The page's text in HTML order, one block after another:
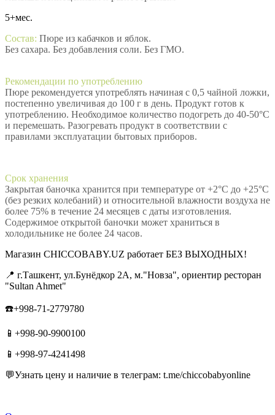
5+мес.
Состав: Пюре из кабачков и яблок.
Без сахара. Без добавления соли. Без ГМО.
Рекомендации по употреблению
Пюре рекомендуется употреблять начиная с 0,5 чайной ложки,
постепенно увеличивая до 100 г в день. Продукт готов к
употреблению. Необходимое количество подогреть до 40-50°С
и перемешать. Разогревать продукт в соответствии с
правилами эксплуатации бытовых приборов.
Срок хранения
Закрытая баночка хранится при температуре от +2°С до +25°С
(без резких колебаний) и относительной влажности воздуха не
более 75% в течение 24 месяцев с даты изготовления.
Содержимое открытой баночки может храниться в
холодильнике не более 24 часов.
Магазин CHICCOBABY.UZ работает БЕЗ ВЫХОДНЫХ!
📍 г.Ташкент, ул.Бунёдкор 2А, м."Новза", ориентир ресторан
"Sultan Ahmet"
☎️+998-71-2779780
📱+998-90-9900100
📱+998-97-4241498
💬Узнать цену и наличие в телеграм: t.me/chiccobabyonline